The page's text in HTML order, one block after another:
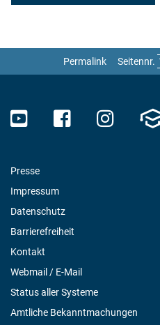
EMPIRISCHE METHODEN UND
Permalink Seitennr.
Presse
Impressum
Datenschutz
Barrierefreiheit
Kontakt
Webmail / E-Mail
Status aller Systeme
Amtliche Bekanntmachungen